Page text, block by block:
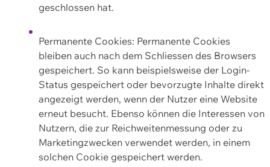
geschlossen hat.
Permanente Cookies: Permanente Cookies
bleiben auch nach dem Schliessen des Browsers
gespeichert. So kann beispielsweise der Login-
Status gespeichert oder bevorzugte Inhalte direkt
angezeigt werden, wenn der Nutzer eine Website
erneut besucht. Ebenso können die Interessen von
Nutzern, die zur Reichweitenmessung oder zu
Marketingzwecken verwendet werden, in einem
solchen Cookie gespeichert werden.